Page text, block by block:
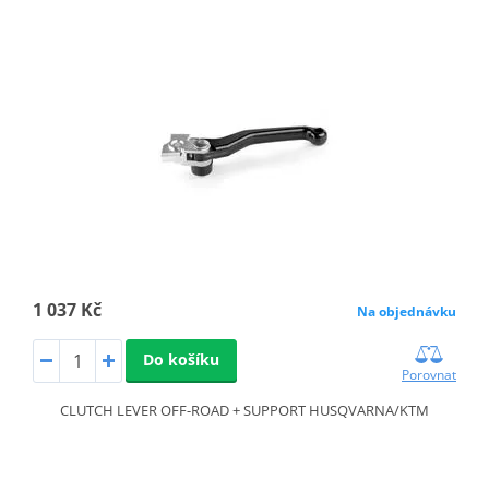
1 037 Kč Na objednávku
Do košíku
Porovnat
CLUTCH LEVER OFF-ROAD + SUPPORT HUSQVARNA/KTM